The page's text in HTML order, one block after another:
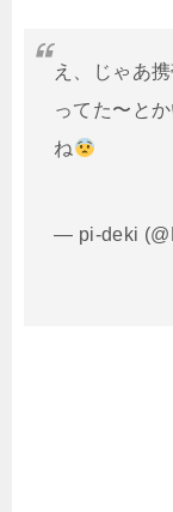
え、じゃあ
ってた〜と
ね
— pi-deki